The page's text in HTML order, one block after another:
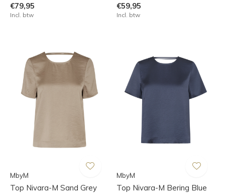
€79,95
Incl. btw
€59,95
Incl. btw
MbyM
Top Nivara-M Sand Grey
MbyM
Top Nivara-M Bering Blue